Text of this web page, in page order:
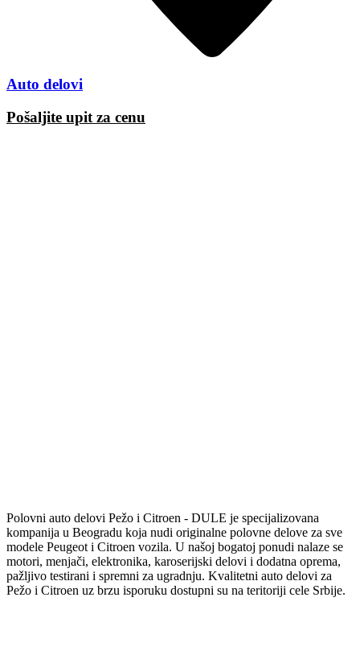
Auto delovi
Pošaljite upit za cenu
Polovni auto delovi Pežo i Citroen - DULE je specijalizovana
kompanija u Beogradu koja nudi originalne polovne delove za sve
modele Peugeot i Citroen vozila. U našoj bogatoj ponudi nalaze se
motori, menjači, elektronika, karoserijski delovi i dodatna oprema,
pažljivo testirani i spremni za ugradnju. Kvalitetni auto delovi za
Pežo i Citroen uz brzu isporuku dostupni su na teritoriji cele Srbije.